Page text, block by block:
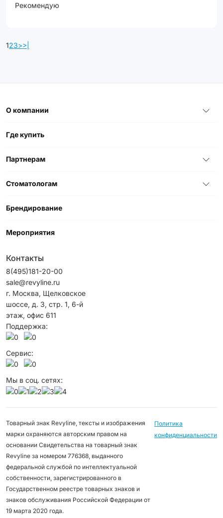
Рекомендую
123>>|
О компании
Где купить
Партнерам
Стоматологам
Брендирование
Мероприятия
Контакты
8(495)181-20-00
sale@revyline.ru
г. Москва, Щелковское
шоссе, д. 3, стр. 1, 6-й
этаж, офис 611
Поддержка:
Сервис:
Мы в соц. сетях:
Товарный знак Revyline, тексты и изображения
марки охраняются авторским правом на
основании Свидетельства на товарный знак
Revyline за номером 776368, выданного
федеральной службой по интеллектуальной
собственности, зарегистрированного в
Государственном реестре товарных знаков и
знаков обслуживания Российской Федерации от
19 марта 2020 года.
Политика
конфиденциальности